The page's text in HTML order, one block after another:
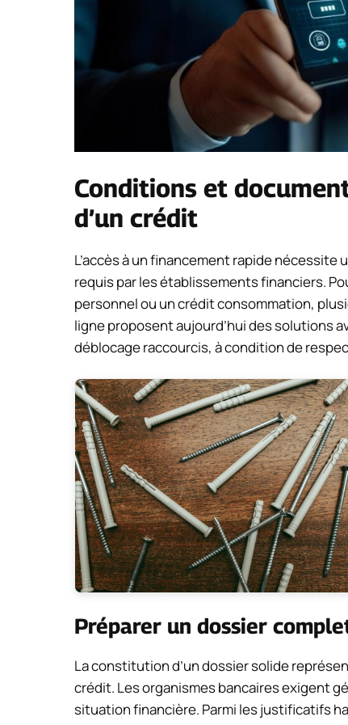
Conditions et
d’un crédit
L’accès à un financement rapide
requis par les établissements financiers.
personnel ou un crédit consommation,
ligne proposent aujourd’hui des solutions
déblocage raccourcis, à condition de
Préparer un dossier
La constitution d’un dossier solide
crédit. Les organismes bancaires exigent
situation financière. Parmi les justificatifs